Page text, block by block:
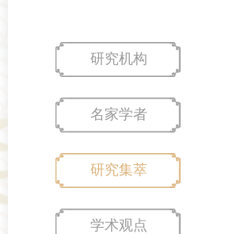
研究机构
名家学者
研究集萃
学术观点